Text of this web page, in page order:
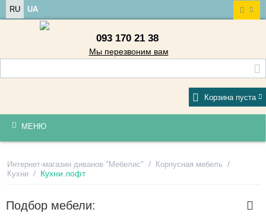
RU UA
093 170 21 38
Мы перезвоним вам
Корзина пуста
МЕНЮ
Интернет-магазин диванов "Мебелис" / Корпусная мебель /
Кухни / Кухни лофт
Подбор мебели: